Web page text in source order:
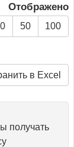
Отображено
50 100
в Excel
получать